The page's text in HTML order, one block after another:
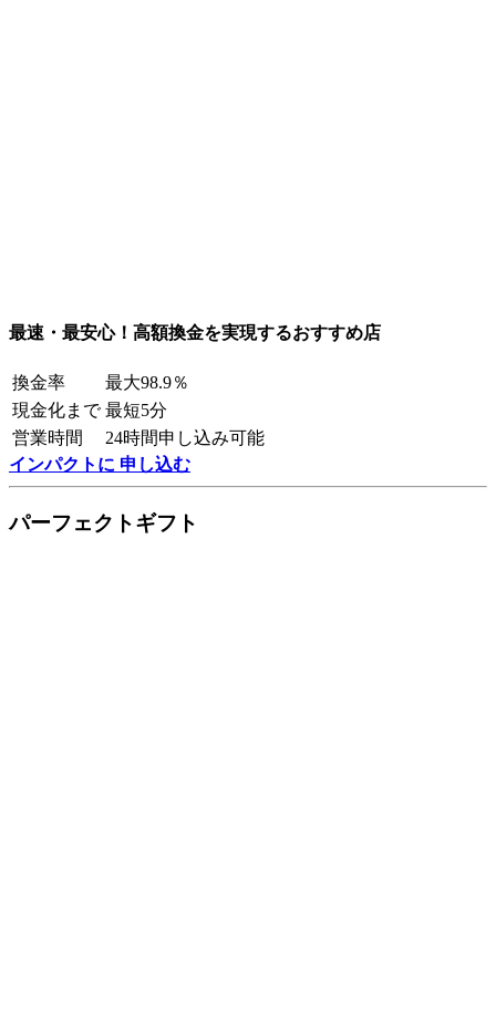
最速・最安心！高額換金を実現するおすすめ店
換金率
最大98.9％
現金化まで 最短5分
営業時間
24時間申し込み可能
インパクトに 申し込む
パーフェクトギフト